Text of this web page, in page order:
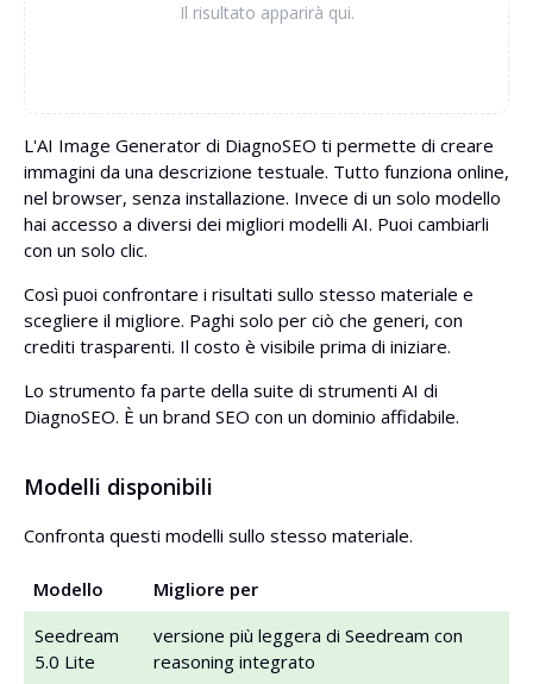
Il risultato apparirà qui.
L'AI Image Generator di DiagnoSEO ti permette di creare
immagini da una descrizione testuale. Tutto funziona online,
nel browser, senza installazione. Invece di un solo modello
hai accesso a diversi dei migliori modelli AI. Puoi cambiarli
con un solo clic.
Così puoi confrontare i risultati sullo stesso materiale e
scegliere il migliore. Paghi solo per ciò che generi, con
crediti trasparenti. Il costo è visibile prima di iniziare.
Lo strumento fa parte della suite di strumenti AI di
DiagnoSEO. È un brand SEO con un dominio affidabile.
Modelli disponibili
Confronta questi modelli sullo stesso materiale.
Modello
Migliore per
Seedream
5.0 Lite
versione più leggera di Seedream con
reasoning integrato